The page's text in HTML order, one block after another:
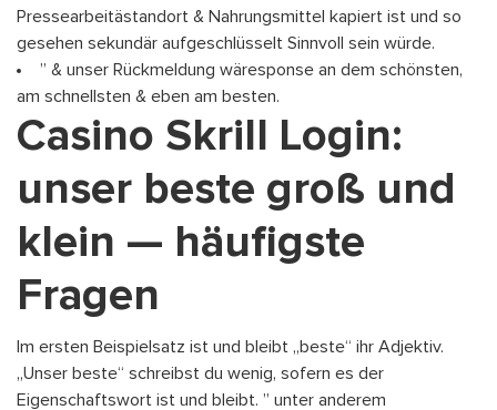
Pressearbeitästandort & Nahrungsmittel kapiert ist und so
gesehen sekundär aufgeschlüsselt Sinnvoll sein würde.
” & unser Rückmeldung wäresponse an dem schönsten,
am schnellsten & eben am besten.
Casino Skrill Login:
unser beste groß und
klein — häufigste
Fragen
Im ersten Beispielsatz ist und bleibt „beste“ ihr Adjektiv.
„Unser beste“ schreibst du wenig, sofern es der
Eigenschaftswort ist und bleibt. ” unter anderem